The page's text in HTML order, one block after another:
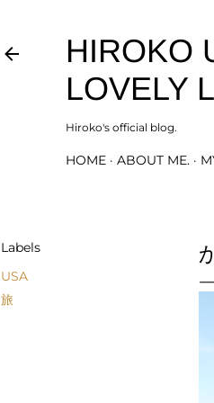
HIROKO
LOVELY
Hiroko's official blog.
HOME ABOUT ME.
Labels
USA
旅